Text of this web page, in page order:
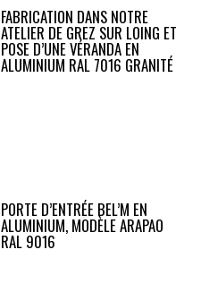
FABRICATION DANS NOTRE
ATELIER DE GREZ SUR LOING ET
POSE D’UNE VÉRANDA EN
ALUMINIUM RAL 7016 GRANITÉ
PORTE D’ENTRÉE BEL’M EN
ALUMINIUM, MODÈLE ARAPAO
RAL 9016